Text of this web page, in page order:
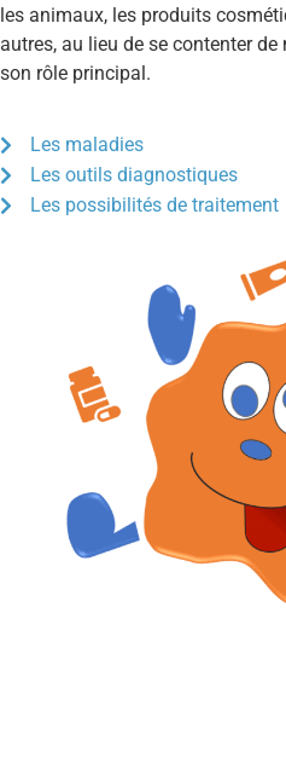
les animaux, les produits
autres, au lieu de se contenter
son rôle principal.
Les maladies
Les outils diagnostiques
Les possibilités de traitement